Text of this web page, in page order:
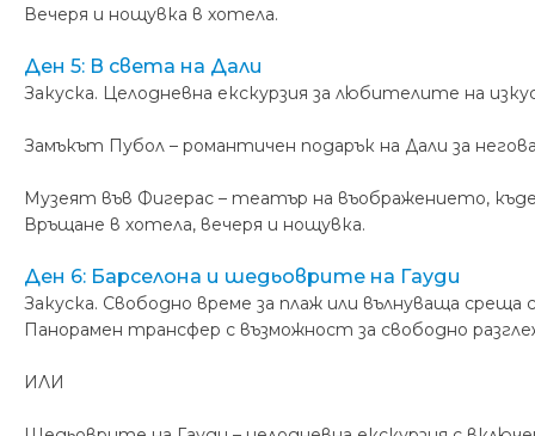
Вечеря и нощувка в хотела.
Ден 5: В света на Дали
Закуска. Целодневна екскурзия за любителите на
Замъкът Пубол – романтичен подарък на Дали за
Музеят във Фигерас – театър на въображението,
Връщане в хотела, вечеря и нощувка.
Ден 6: Барселона и шедьоврите на Гауди
Закуска. Свободно време за плаж или вълнуваща среща
Панорамен трансфер с възможност за свободно
ИЛИ